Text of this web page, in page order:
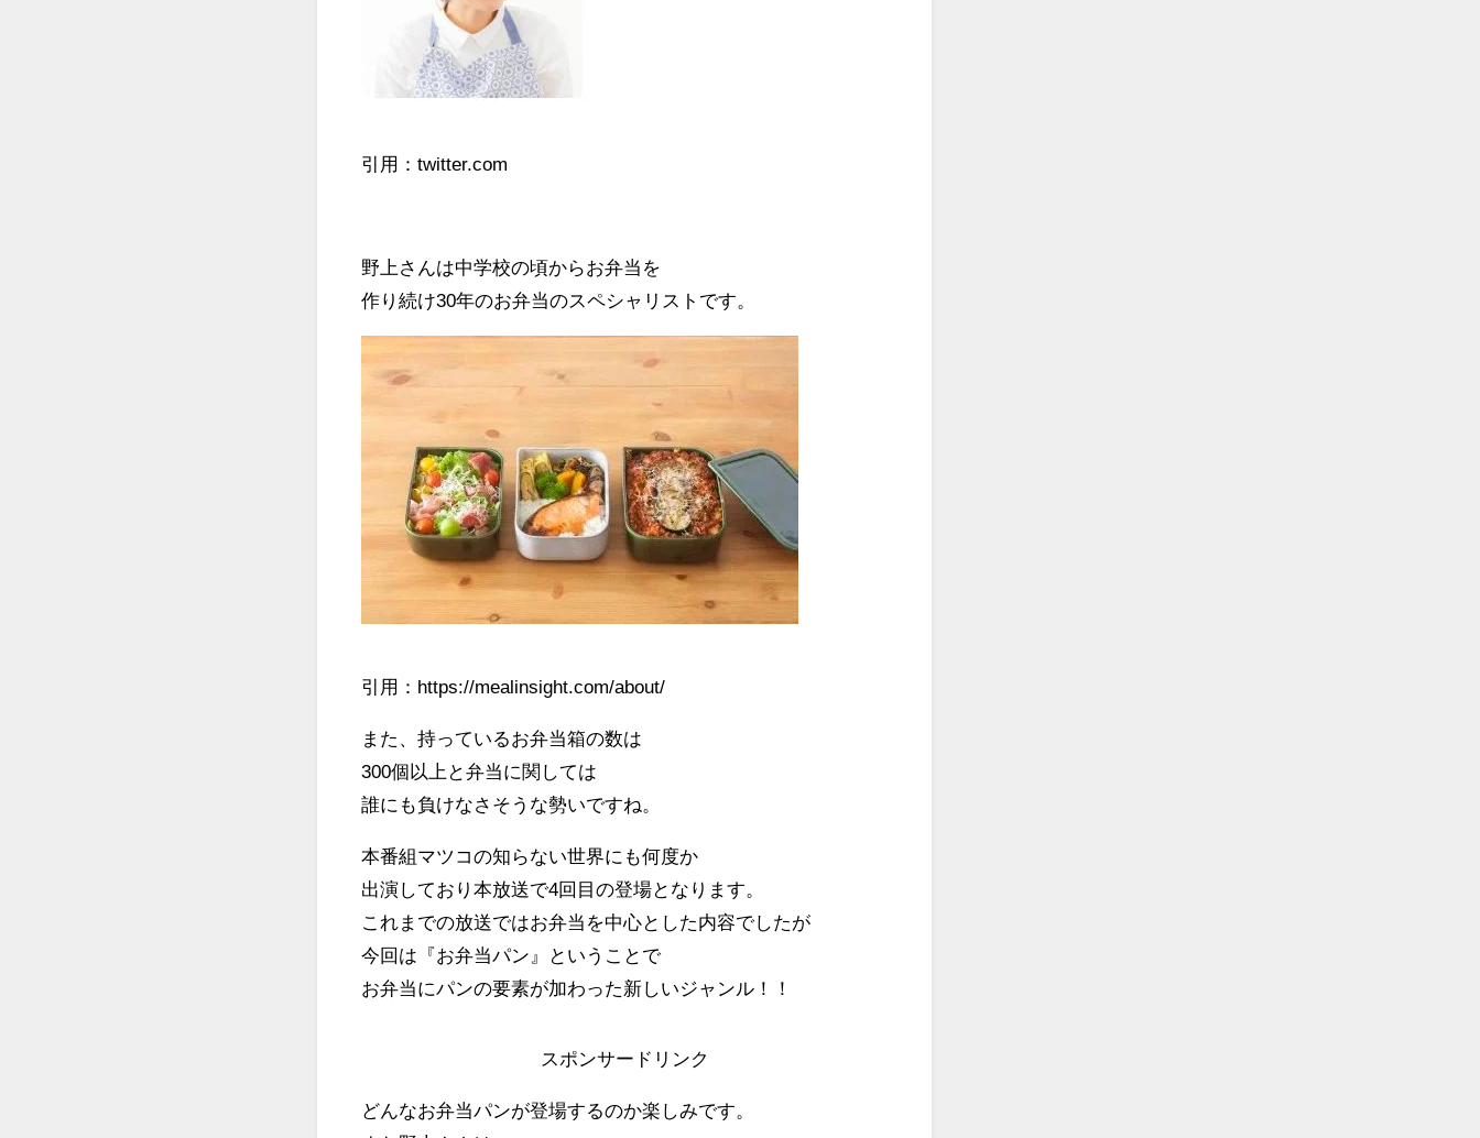
引用：twitter.com
野上さんは中学校の頃からお弁当を
作り続け30年のお弁当のスペシャリストです。
引用：https://mealinsight.com/about/
また、持っているお弁当箱の数は
300個以上と弁当に関しては
誰にも負けなさそうな勢いですね。
本番組マツコの知らない世界にも何度か
出演しており本放送で4回目の登場となります。
これまでの放送ではお弁当を中心とした内容でしたが
今回は『お弁当パン』ということで
お弁当にパンの要素が加わった新しいジャンル！！
スポンサードリンク
どんなお弁当パンが登場するのか楽しみです。